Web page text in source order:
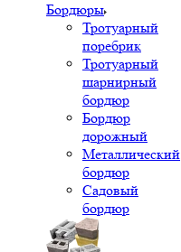
Бордюры
Тротуарный
поребрик
Тротуарный
шарнирный
бордюр
Бордюр
дорожный
Металлический
бордюр
Садовый
бордюр